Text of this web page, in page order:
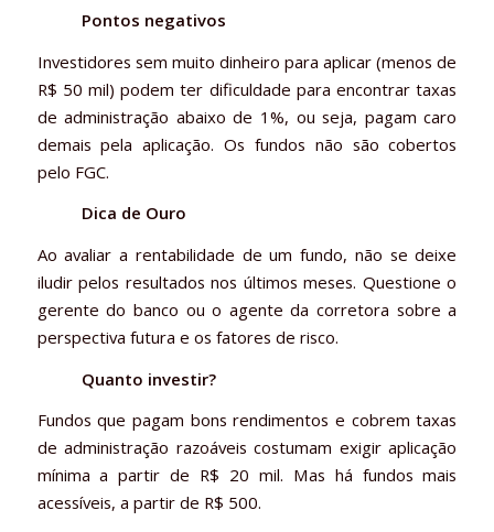
Pontos negativos
Investidores sem muito dinheiro para aplicar (menos de
R$ 50 mil) podem ter dificuldade para encontrar taxas
de administração abaixo de 1%, ou seja, pagam caro
demais pela aplicação. Os fundos não são cobertos
pelo FGC.
Dica de Ouro
Ao avaliar a rentabilidade de um fundo, não se deixe
iludir pelos resultados nos últimos meses. Questione o
gerente do banco ou o agente da corretora sobre a
perspectiva futura e os fatores de risco.
Quanto investir?
Fundos que pagam bons rendimentos e cobrem taxas
de administração razoáveis costumam exigir aplicação
mínima a partir de R$ 20 mil. Mas há fundos mais
acessíveis, a partir de R$ 500.